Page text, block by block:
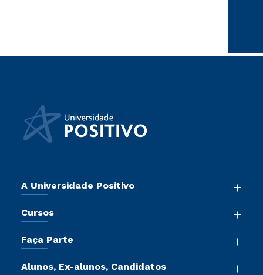
A Universidade Positivo
Sala de Imprensa
Trabalhe Conosco
Sou Colaborador
Cursos
Pós-Graduação
Faça Parte
Vestibular Redação
Alunos, Ex-alunos, Candidatos